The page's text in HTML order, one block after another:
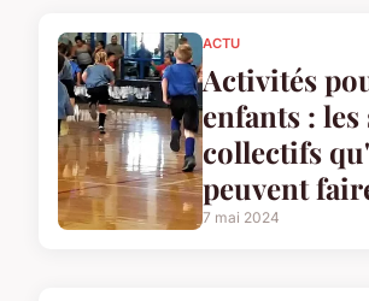
ACTU
Activités
enfants :
collectifs
peuvent
7 mai 2024